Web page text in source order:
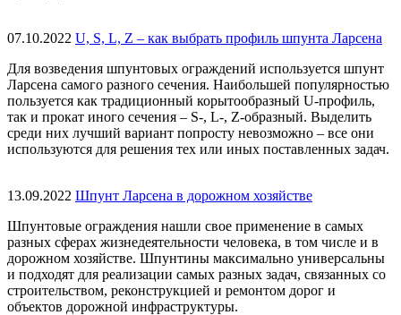
07.10.2022 U, S, L, Z – как выбрать профиль шпунта Ларсена
Для возведения шпунтовых ограждений используется шпунт
Ларсена самого разного сечения. Наибольшей популярностью
пользуется как традиционный корытообразный U-профиль,
так и прокат иного сечения – S-, L-, Z-образный. Выделить
среди них лучший вариант попросту невозможно – все они
используются для решения тех или иных поставленных задач.
13.09.2022 Шпунт Ларсена в дорожном хозяйстве
Шпунтовые ограждения нашли свое применение в самых
разных сферах жизнедеятельности человека, в том числе и в
дорожном хозяйстве. Шпунтины максимально универсальны
и подходят для реализации самых разных задач, связанных со
строительством, реконструкцией и ремонтом дорог и
объектов дорожной инфраструктуры.